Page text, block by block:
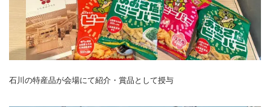
石川の特産品が会場にて紹介・賞品として授与